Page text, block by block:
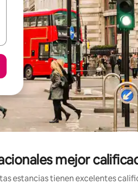
mejor
estancias tienen excelentes